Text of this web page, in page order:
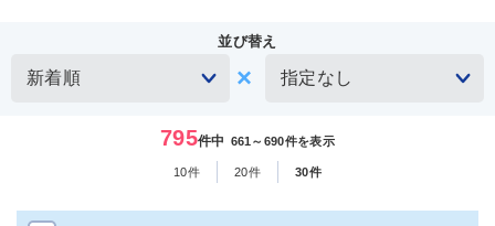
並び替え
795件中 661～690件を表示
10件 20件 30件